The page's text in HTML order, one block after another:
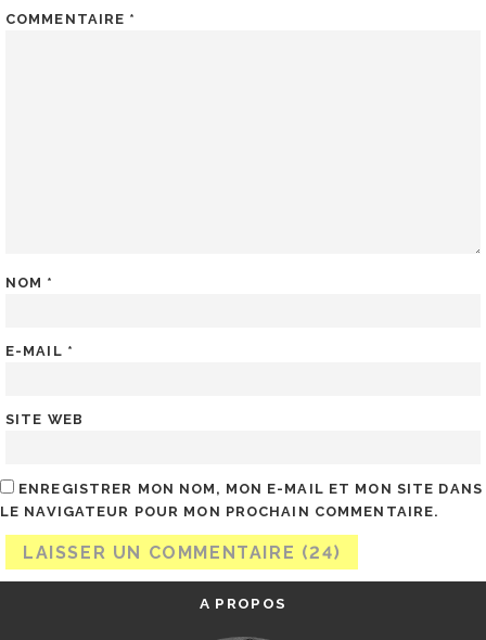
COMMENTAIRE *
NOM *
E-MAIL *
SITE WEB
ENREGISTRER MON NOM, MON E-MAIL ET MON SITE DANS
LE NAVIGATEUR POUR MON PROCHAIN COMMENTAIRE.
A PROPOS